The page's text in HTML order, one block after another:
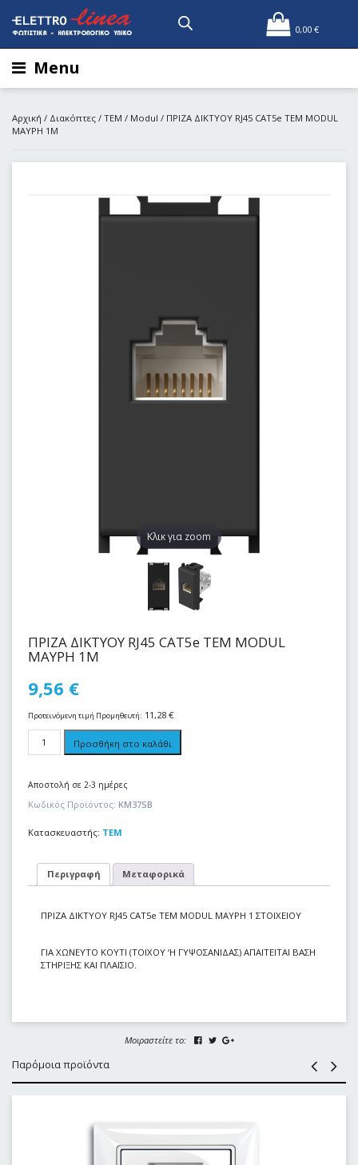
0,00 €
Menu
Αρχική / Διακόπτες / TEM / Modul / ΠΡΙΖΑ ΔΙΚΤΥΟΥ RJ45 CAT5e ΤΕΜ MODUL
ΜΑΥΡΗ 1Μ
Kλικ για zoom
ΠΡΙΖΑ ΔΙΚΤΥΟΥ RJ45 CAT5e ΤΕΜ MODUL
ΜΑΥΡΗ 1Μ
9,56 €
Προτεινόμενη τιμή Προμηθευτή: 11,28 €
Προσθήκη στο καλάθι
Αποστολή σε 2-3 ημέρες
Κωδικός Προϊόντος: KM37SB
Κατασκευαστής: TEM
Περιγραφή Μεταφορικά
ΠΡΙΖΑ ΔΙΚΤΥΟΥ RJ45 CAT5e ΤΕΜ MODUL ΜΑΥΡΗ 1 ΣΤΟΙΧΕIOY
ΓΙΑ ΧΩΝΕΥΤΟ ΚΟΥΤΙ (ΤΟΙΧΟΥ ‘Η ΓΥΨΟΣΑΝΙΔΑΣ) ΑΠΑΙΤΕΙΤΑΙ ΒΑΣΗ
ΣΤΗΡΙΞΗΣ ΚΑΙ ΠΛΑΙΣΙΟ.
Μοιραστείτε το:
Παρόμοια προϊόντα